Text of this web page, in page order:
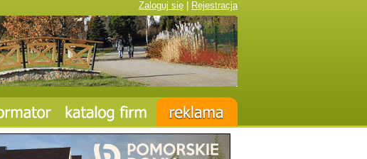
Zaloguj się Rejestracja